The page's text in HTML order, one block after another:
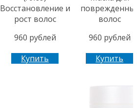
Восстановление и
рост волос
960 рублей
Купить
волос
960 рублей
Купить